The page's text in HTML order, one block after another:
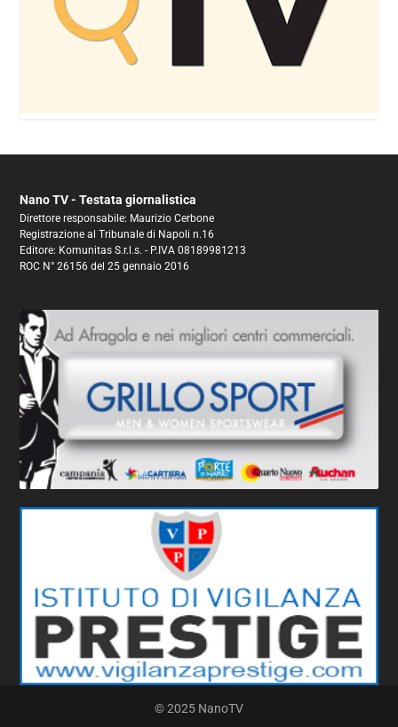
Nano TV - Testata giornalistica
Direttore responsabile: Maurizio Cerbone
Registrazione al Tribunale di Napoli n.16
Editore: Komunitas S.r.l.s. - P.IVA 08189981213
ROC N° 26156 del 25 gennaio 2016
© 2025 NanoTV